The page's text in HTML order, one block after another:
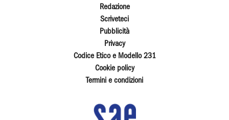
Redazione
Scriveteci
Pubblicità
Privacy
Codice Etico e Modello 231
Cookie policy
Termini e condizioni